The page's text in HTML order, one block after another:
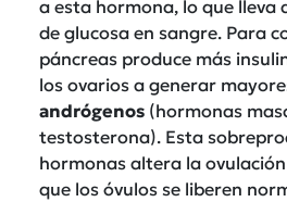
a esta hormona, lo que lleva
de glucosa en sangre. Para
páncreas produce más
los ovarios a generar
andrógenos (hormonas
testosterona). Esta
hormonas altera la
que los óvulos se liberen